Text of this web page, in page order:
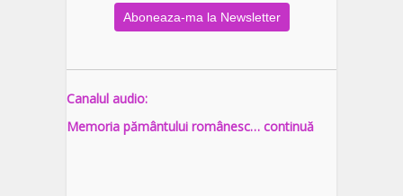
Canalul audio:
Memoria pământului românesc… continuă